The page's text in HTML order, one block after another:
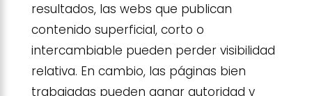
resultados, las webs que publican
contenido superficial, corto o
intercambiable pueden perder visibilidad
relativa. En cambio, las páginas bien
trabajadas pueden ganar autoridad y